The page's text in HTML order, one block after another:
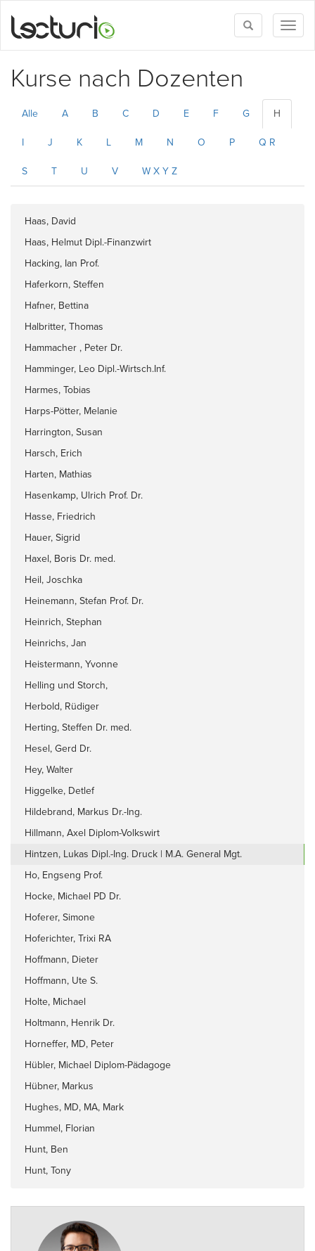
Toggle
search
Kurse nach Dozenten
Alle A B C D E F G H
I J K L M N O P Q R
S T U V W X Y Z
Haas, David
Haas, Helmut Dipl.-Finanzwirt
Hacking, Ian Prof.
Haferkorn, Steffen
Hafner, Bettina
Halbritter, Thomas
Hammacher , Peter Dr.
Hamminger, Leo Dipl.-Wirtsch.Inf.
Harmes, Tobias
Harps-Pötter, Melanie
Harrington, Susan
Harsch, Erich
Harten, Mathias
Hasenkamp, Ulrich Prof. Dr.
Hasse, Friedrich
Hauer, Sigrid
Haxel, Boris Dr. med.
Heil, Joschka
Heinemann, Stefan Prof. Dr.
Heinrich, Stephan
Heinrichs, Jan
Heistermann, Yvonne
Helling und Storch,
Herbold, Rüdiger
Herting, Steffen Dr. med.
Hesel, Gerd Dr.
Hey, Walter
Higgelke, Detlef
Hildebrand, Markus Dr.-Ing.
Hillmann, Axel Diplom-Volkswirt
Hintzen, Lukas Dipl.-Ing. Druck | M.A. General Mgt.
Ho, Engseng Prof.
Hocke, Michael PD Dr.
Hoferer, Simone
Hoferichter, Trixi RA
Hoffmann, Dieter
Hoffmann, Ute S.
Holte, Michael
Holtmann, Henrik Dr.
Horneffer, MD, Peter
Hübler, Michael Diplom-Pädagoge
Hübner, Markus
Hughes, MD, MA, Mark
Hummel, Florian
Hunt, Ben
Hunt, Tony